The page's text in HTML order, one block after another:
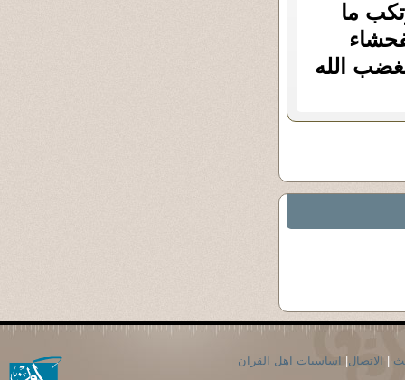
ما
الله
الاتصال اساسيات اهل القران